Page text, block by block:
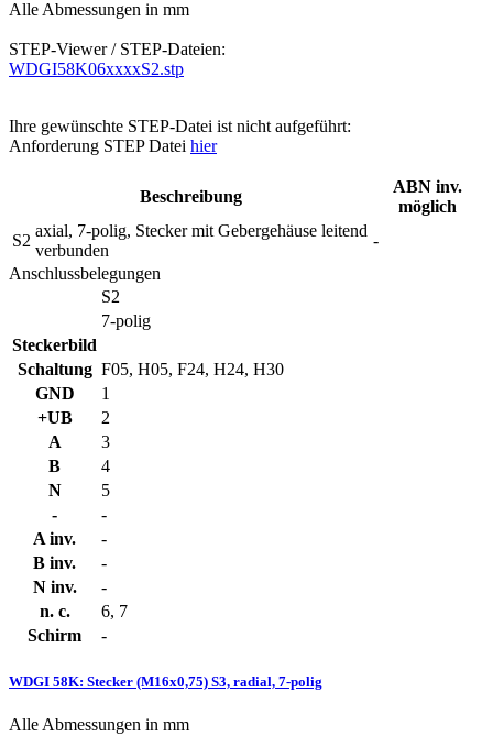
Alle Abmessungen in mm
STEP-Viewer / STEP-Dateien:
WDGI58K06xxxxS2.stp
Ihre gewünschte STEP-Datei ist nicht aufgeführt:
Anforderung STEP Datei hier
Beschreibung
ABN inv.
möglich
S2
axial, 7-polig, Stecker mit Gebergehäuse leitend
verbunden
-
Anschlussbelegungen
S2
7-polig
Steckerbild
Schaltung F05, H05, F24, H24, H30
GND
1
+UB
2
A
3
B
4
N
5
-
-
A inv.
-
B inv.
-
N inv.
-
n. c.
6, 7
Schirm
-
WDGI 58K: Stecker (M16x0,75) S3, radial, 7-polig
Alle Abmessungen in mm